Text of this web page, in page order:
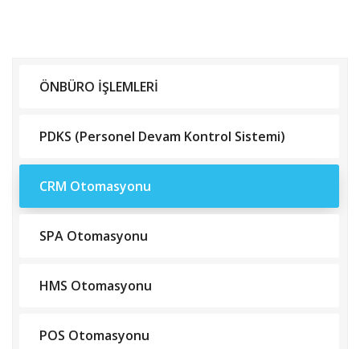
ÖNBÜRO İŞLEMLERİ
PDKS (Personel Devam Kontrol Sistemi)
CRM Otomasyonu
SPA Otomasyonu
HMS Otomasyonu
POS Otomasyonu